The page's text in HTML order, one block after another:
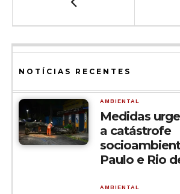
NOTÍCIAS RECENTES
AMBIENTAL
Medidas
a catástrofe
Paulo e Rio
AMBIENTAL